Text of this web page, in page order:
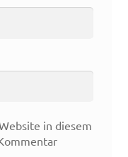
in diesem